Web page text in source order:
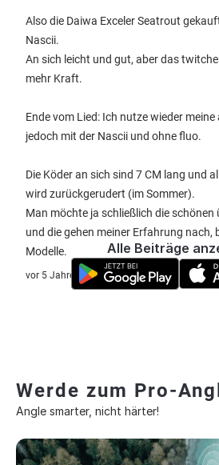
Also die Daiwa Exceler Seatrout
Nascii.
An sich leicht und gut, aber das
mehr Kraft.
Ende vom Lied: Ich nutze wieder meine
jedoch mit der Nascii und ohne fluo.
Die Köder an sich sind 7 CM lang und
wird zurückgerudert (im Sommer).
Man möchte ja schließlich die
und die gehen meiner Erfahrung nach,
Modelle.
vor 5 Jahre
Alle Beiträge
Werde zum Pro-
Angle smarter, nicht härter!